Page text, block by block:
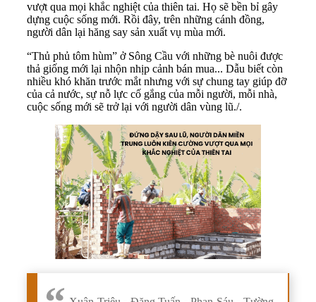
vượt qua mọi khắc nghiệt của thiên tai. Họ sẽ bền bỉ gây
dựng cuộc sống mới. Rồi đây, trên những cánh đồng,
người dân lại hăng say sản xuất vụ mùa mới.
“Thủ phủ tôm hùm” ở Sông Cầu với những bè nuôi được
thả giống mới lại nhộn nhịp cảnh bán mua... Dẫu biết còn
nhiều khó khăn trước mắt nhưng với sự chung tay giúp đỡ
của cả nước, sự nỗ lực cố gắng của mỗi người, mỗi nhà,
cuộc sống mới sẽ trở lại với người dân vùng lũ./.